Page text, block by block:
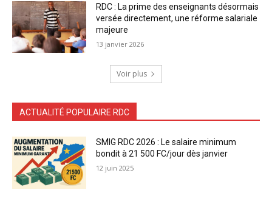
RDC : La prime des enseignants désormais
versée directement, une réforme salariale
majeure
13 janvier 2026
Voir plus
ACTUALITÉ POPULAIRE RDC
SMIG RDC 2026 : Le salaire minimum
bondit à 21 500 FC/jour dès janvier
12 juin 2025